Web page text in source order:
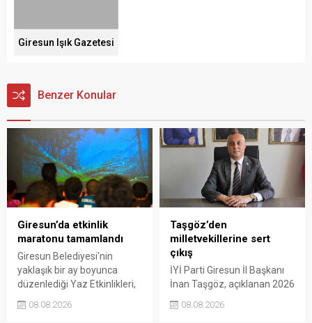
Giresun Işık Gazetesi
Benzer Konular
Giresun’da etkinlik
maratonu tamamlandı
Giresun Belediyesi'nin
yaklaşık bir ay boyunca
düzenlediği Yaz Etkinlikleri,
sanat ve eğlenceyle
08.08.2026
Taşgöz’den
milletvekillerine sert
çıkış
İYİ Parti Giresun İl Başkanı
İnan Taşgöz, açıklanan 2026
üzerinden iktidar
08.08.2026